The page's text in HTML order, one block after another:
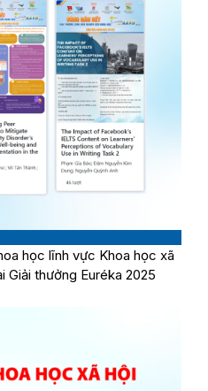
học lĩnh vực Khoa học xã
Giải thưởng Euréka 2025